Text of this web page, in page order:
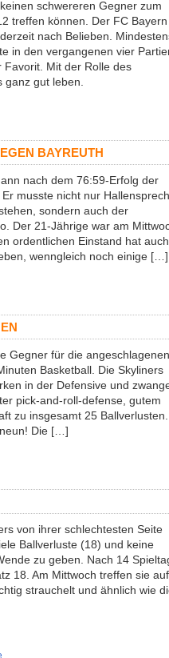
schwereren Gegner zum
treffen können. Der FC Bayern
nach Belieben.
in den vergangenen vier
Favorit. Mit der Rolle des
gut leben.
BAYREUTH
nach dem 76:59-Erfolg der
musste nicht nur
sondern auch der
Der 21-Jährige war am
ordentlichen Einstand hat auch
wenngleich noch einige […]
Gegner für die angeschlagenen
Basketball. Die Skyliners
in der Defensive und
pick-and-roll-defense, gutem
zu insgesamt 25 Ballverlusten.
Die […]
von ihrer schlechtesten Seite
Ballverluste (18) und keine
zu geben. Nach 14
18. Am Mittwoch treffen sie
strauchelt und ähnlich wie